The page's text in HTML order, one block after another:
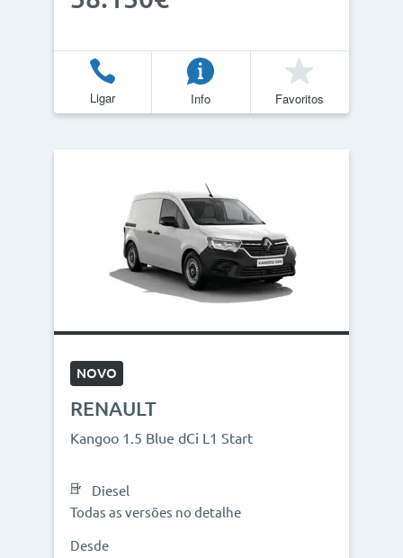
Ligar Info Favoritos
NOVO
RENAULT
Kangoo 1.5 Blue dCi L1 Start
Diesel
Todas as versões no detalhe
Desde